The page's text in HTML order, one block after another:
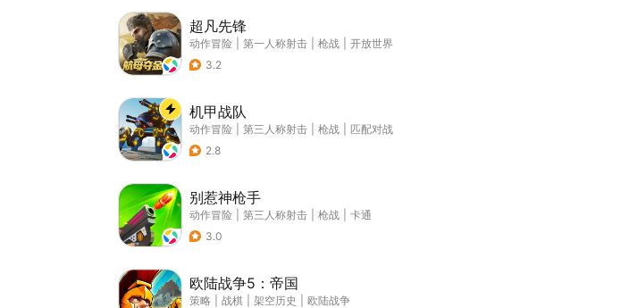
超凡先锋
动作冒险 第一人称射击 枪战
开放世界
3.2
机甲战队
动作冒险 第三人称射击 枪战
匹配对战
2.8
别惹神枪手
动作冒险 第三人称射击 枪战
卡通
3.0
欧陆战争5：帝国
策略 战棋 架空历史
欧陆战争